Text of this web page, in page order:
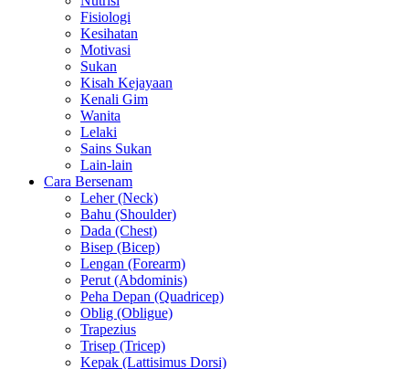
Fisiologi
Kesihatan
Motivasi
Sukan
Kisah Kejayaan
Kenali Gim
Wanita
Lelaki
Sains Sukan
Lain-lain
Cara Bersenam
Leher (Neck)
Bahu (Shoulder)
Dada (Chest)
Bisep (Bicep)
Lengan (Forearm)
Perut (Abdominis)
Peha Depan (Quadricep)
Oblig (Obligue)
Trapezius
Trisep (Tricep)
Kepak (Lattisimus Dorsi)